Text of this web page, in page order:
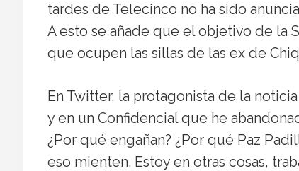
tardes de Telecinco no ha sido
A esto se añade que el objetivo de la
que ocupen las sillas de las ex de
En Twitter, la protagonista de la
y en un Confidencial que he
¿Por qué engañan? ¿Por qué Paz
eso mienten. Estoy en otras cosas,